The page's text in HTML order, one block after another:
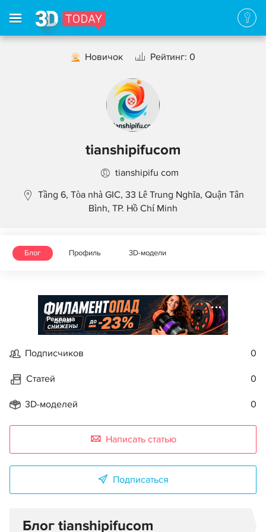
Новичок Рейтинг: 0
tianshipifucom
tianshipifu com
Tầng 6, Tòa nhà GIC, 33 Lê Trung Nghĩa, Quận Tân
Bình, TP. Hồ Chí Minh
Блог Профиль 3D-модели
Реклама
Подписчиков 0
Статей 0
3D-моделей 0
Написать статью
Подписаться
Блог tianshipifucom